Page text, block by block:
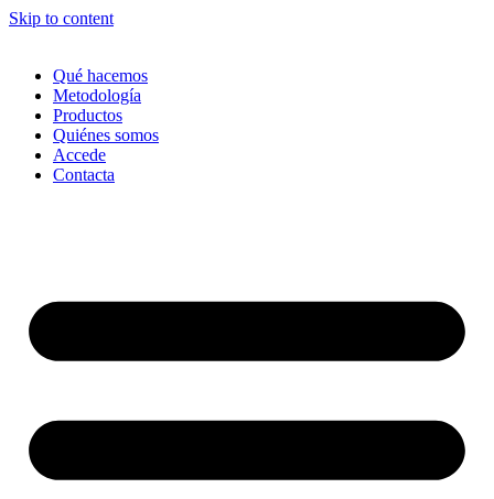
Skip to content
Qué hacemos
Metodología
Productos
Quiénes somos
Accede
Contacta